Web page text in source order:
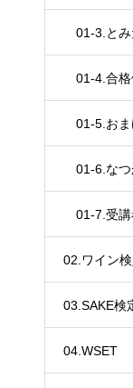
01-3.と
01-4.合
01-5.お
01-6.な
01-7.受講
02.ワイン
03.SAKE検
04.WSET